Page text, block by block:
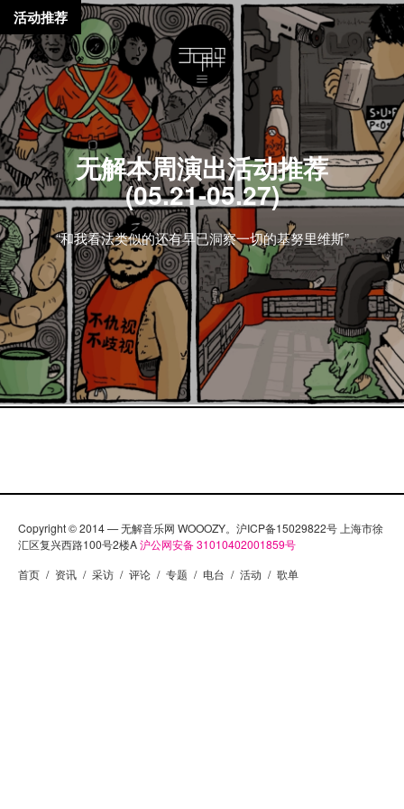
无解本周演出活动推荐
(05.21-05.27)
“和我看法类似的还有早已洞察一切的基努里维斯”
活动推荐
Copyright © 2014 — 无解音乐网 WOOOZY。沪ICP备15029822号 上海市徐
汇区复兴西路100号2楼A沪公网安备 31010402001859号
首页 / 资讯 / 采访 / 评论 / 专题 / 电台 / 活动 / 歌单